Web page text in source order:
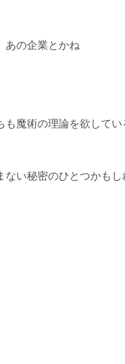
あの企業とかね
魔術の理論を欲してい
い秘密のひとつかもし